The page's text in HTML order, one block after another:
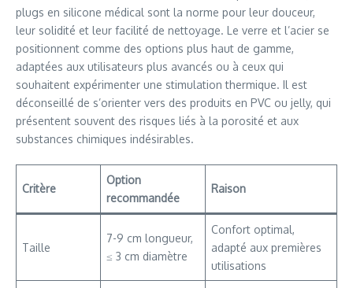
plugs en silicone médical sont la norme pour leur douceur,
leur solidité et leur facilité de nettoyage. Le verre et l’acier se
positionnent comme des options plus haut de gamme,
adaptées aux utilisateurs plus avancés ou à ceux qui
souhaitent expérimenter une stimulation thermique. Il est
déconseillé de s’orienter vers des produits en PVC ou jelly, qui
présentent souvent des risques liés à la porosité et aux
substances chimiques indésirables.
Critère
Option
recommandée
Raison
Taille
7-9 cm longueur,
≤ 3 cm diamètre
Confort optimal,
adapté aux premières
utilisations